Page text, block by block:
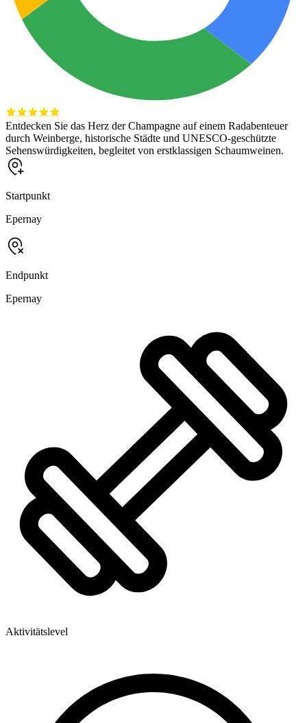
Entdecken Sie das Herz der Champagne auf einem Radabenteuer
durch Weinberge, historische Städte und UNESCO-geschützte
Sehenswürdigkeiten, begleitet von erstklassigen Schaumweinen.
Startpunkt
Epernay
Endpunkt
Epernay
Aktivitätslevel